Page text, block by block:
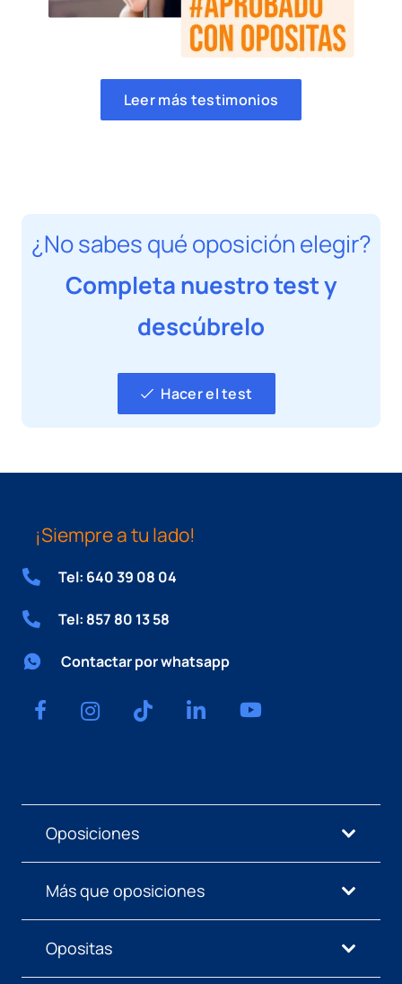
Leer más testimonios
¿No sabes qué oposición elegir?
Completa nuestro test y
descúbrelo
Hacer el test
¡Siempre a tu lado!
Tel: 640 39 08 04
Tel: 857 80 13 58
Contactar por whatsapp
Oposiciones
Más que oposiciones
Opositas